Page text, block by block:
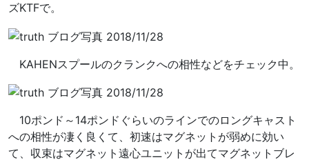
ズKTFで。
KAHENスプールのクランクへの相性などをチェック中。
10ポンド～14ポンドぐらいのラインでのロングキャスト
への相性が凄く良くて、初速はマグネットが弱めに効い
て、収束はマグネット遠心ユニットが出てマグネットブレ